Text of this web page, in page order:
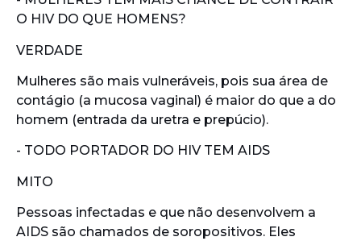
O HIV DO QUE HOMENS?
VERDADE
Mulheres são mais vulneráveis, pois sua área de
contágio (a mucosa vaginal) é maior do que a do
homem (entrada da uretra e prepúcio).
- TODO PORTADOR DO HIV TEM AIDS
MITO
Pessoas infectadas e que não desenvolvem a
AIDS são chamados de soropositivos. Eles